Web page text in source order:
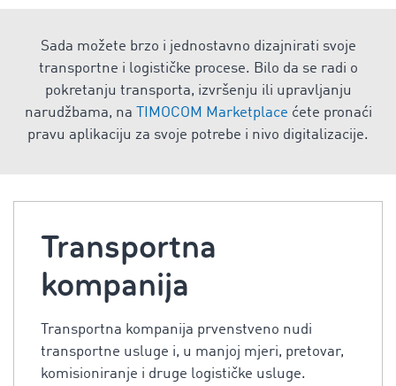
Sada možete brzo i jednostavno dizajnirati svoje
transportne i logističke procese. Bilo da se radi o
pokretanju transporta, izvršenju ili upravljanju
narudžbama, na
TIMOCOM Marketplace ćete pronaći
pravu aplikaciju za svoje potrebe i nivo digitalizacije.
Transportna
kompanija
Transportna kompanija prvenstveno nudi
transportne usluge i, u manjoj mjeri, pretovar,
komisioniranje i druge logističke usluge.